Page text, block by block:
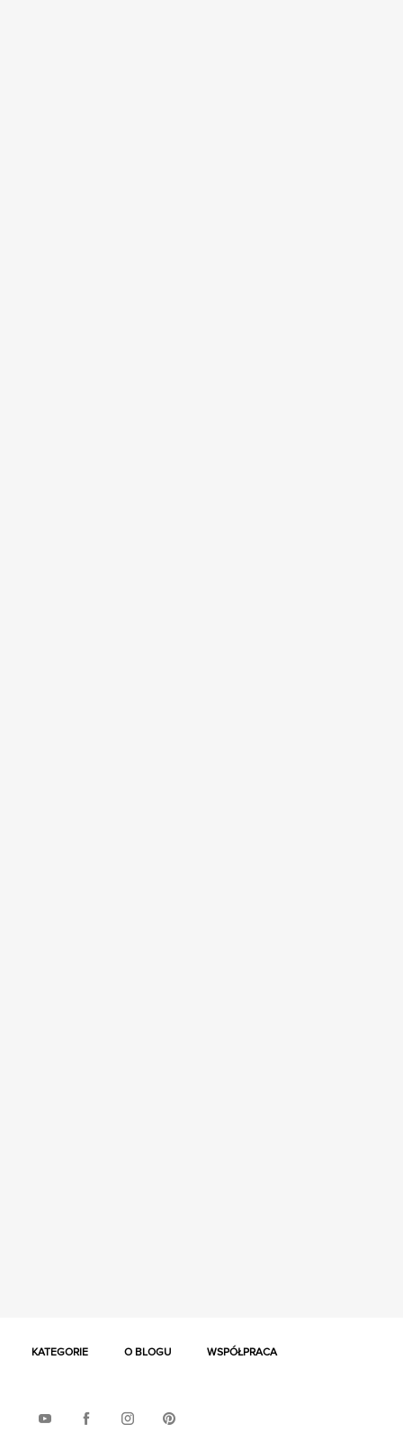
KATEGORIE O BLOGU WSPÓŁPRACA